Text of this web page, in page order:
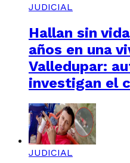
JUDICIAL
Hallan sin
años en una
Valledupar:
investigan el
JUDICIAL